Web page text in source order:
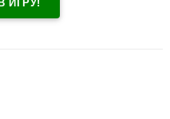
ИГРУ!